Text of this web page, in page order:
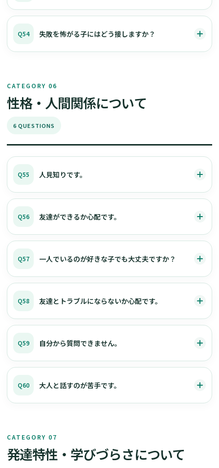
Q54 失敗を怖がる子にはどう接しますか？
CATEGORY 06
性格・人間関係について
6 QUESTIONS
Q55 人見知りです。
Q56 友達ができるか心配です。
Q57 一人でいるのが好きな子でも大丈夫ですか？
Q58 友達とトラブルにならないか心配です。
Q59 自分から質問できません。
Q60 大人と話すのが苦手です。
CATEGORY 07
発達特性・学びづらさについて